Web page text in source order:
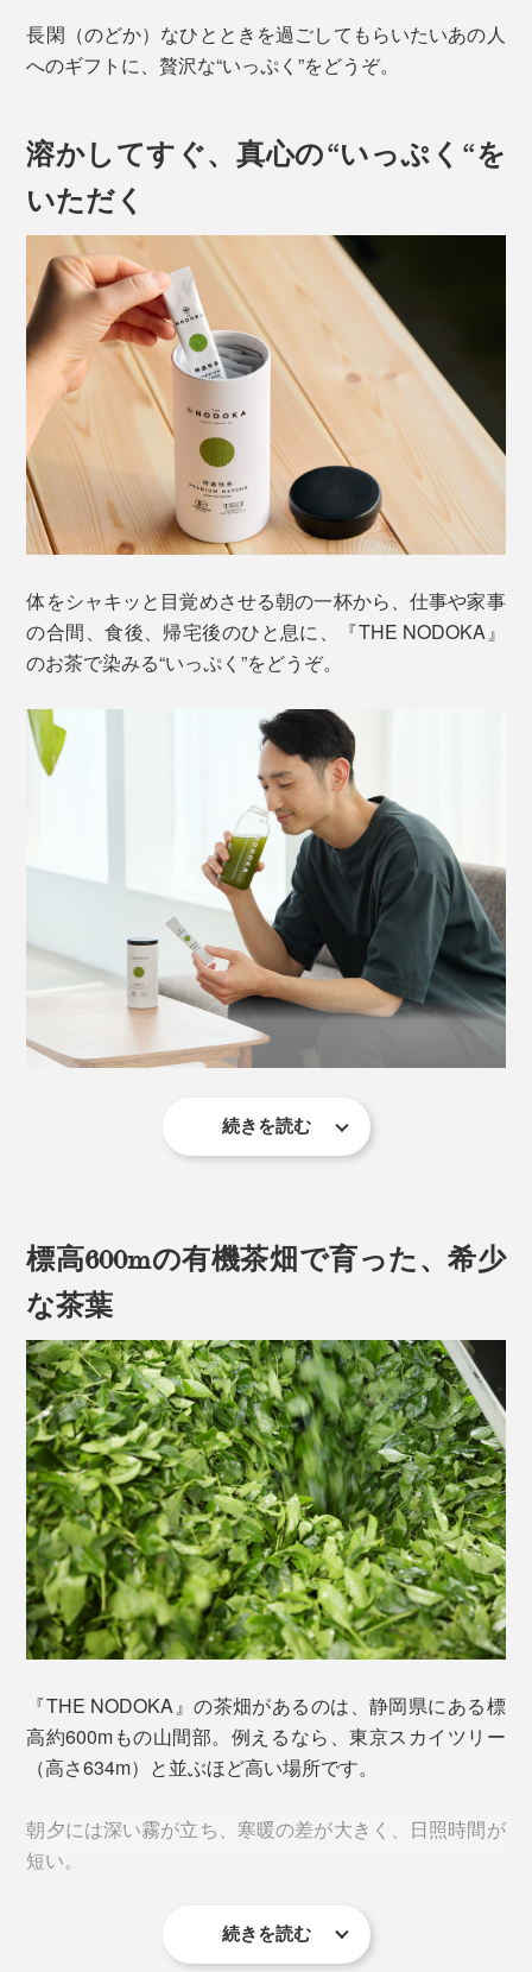
長閑（のどか）なひとときを過ごしてもらいたいあの人
へのギフトに、贅沢な“いっぷく”をどうぞ。
溶かしてすぐ、真心の“いっぷく“を
いただく
体をシャキッと目覚めさせる朝の一杯から、仕事や家事
の合間、食後、帰宅後のひと息に、『THE NODOKA』
のお茶で染みる“いっぷく”をどうぞ。
茶道の世界では一杯のお茶を「いっぷく（一服）」と言
「いっぷくどうぞ。」の言葉には、心と体に染みこませ
るように茶を味わい、くつろいでほしい、という真心が
こめられているのだとか。
土壌の管理と栽培が極めて難しい無農薬有機の茶畑で、
番茶は、まさに“いっぷく”に相応しいお茶。
続きを読む
標高600mの有機茶畑で育った、希少
な茶葉
『THE NODOKA』の茶畑があるのは、静岡県にある標
高約600mもの山間部。例えるなら、東京スカイツリー
（高さ634m）と並ぶほど高い場所です。
朝夕には深い霧が立ち、寒暖の差が大きく、日照時間が
短い。
続きを読む